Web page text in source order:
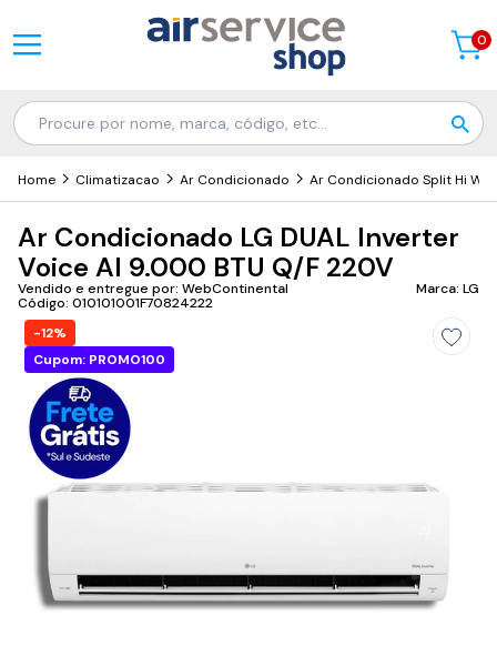
0
Home Climatizacao Ar Condicionado Ar Condicionado Split Hi Wall
Ar Condicionado LG DUAL Inverter
Voice AI 9.000 BTU Q/F 220V
Vendido e entregue por: WebContinental
Marca: LG
Código: 010101001F70824222
-12%
Cupom: PROMO100